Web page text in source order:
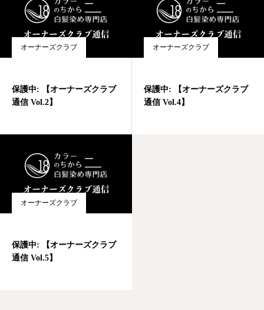
オーナーズクラブ
保護中: 【オーナーズクラブ
通信 Vol.2】
オーナーズクラブ
保護中: 【オーナーズクラブ
通信 Vol.4】
オーナーズクラブ
保護中: 【オーナーズクラブ
通信 Vol.5】